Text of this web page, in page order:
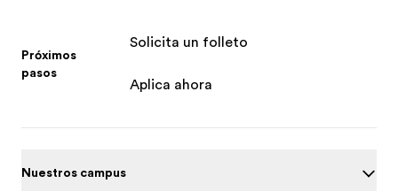
Próximos
pasos
Solicita un folleto
Aplica ahora
Nuestros campus